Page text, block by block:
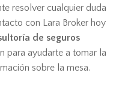
resolver cualquier duda
con Lara Broker hoy
de seguros
para ayudarte a tomar la
sobre la mesa.